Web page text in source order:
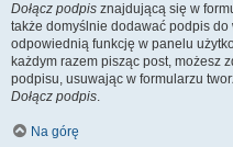
Dołącz podpis znajdującą się w
także domyślnie dodawać podpis
odpowiednią funkcję w panelu
każdym razem pisząc post, możesz
podpisu, usuwając w formularzu
Dołącz podpis.
Na górę